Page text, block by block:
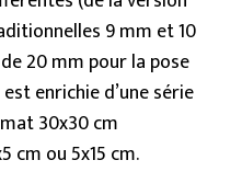
9 mm et 10
20 mm pour la pose
enrichie d’une série
30x30 cm
cm ou 5x15 cm.